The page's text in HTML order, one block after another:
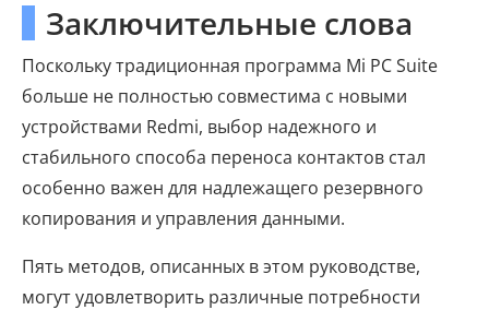
Заключительные слова
Поскольку традиционная программа Mi PC Suite
больше не полностью совместима с новыми
устройствами Redmi, выбор надежного и
стабильного способа переноса контактов стал
особенно важен для надлежащего резервного
копирования и управления данными.
Пять методов, описанных в этом руководстве,
могут удовлетворить различные потребности